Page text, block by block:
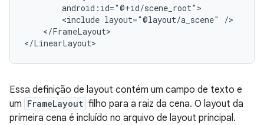
<include layout="@layout/a_scene"
</FrameLayout>
</LinearLayout>
Essa definição de layout contém um campo de texto e
um FrameLayout filho para a raiz da cena. O layout da
primeira cena é incluído no arquivo de layout principal.